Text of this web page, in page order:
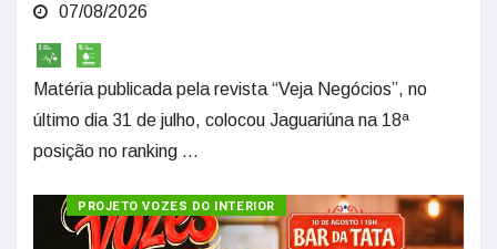
07/08/2026
Matéria publicada pela revista “Veja Negócios”, no
último dia 31 de julho, colocou Jaguariúna na 18ª
posição no ranking ...
PROJETO VOZES DO INTERIOR